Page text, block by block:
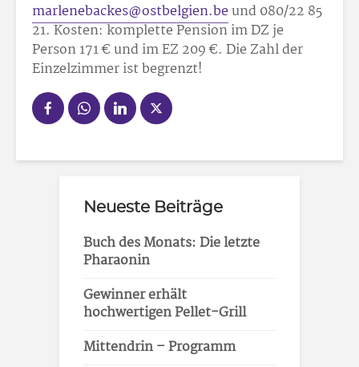
marlenebackes@ostbelgien.beund 080/22 85
21. Kosten: komplette Pension im DZ je
Person 171 € und im EZ 209 €. Die Zahl der
Einzelzimmer ist begrenzt!
Neueste Beiträge
Buch des Monats: Die letzte
Pharaonin
Gewinner erhält
hochwertigen Pellet-Grill
Mittendrin – Programm